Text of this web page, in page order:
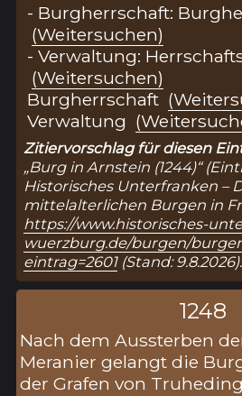
- Burgherrschaft:
(Weitersuchen)
- Verwaltung:
(Weitersuchen)
Burgherrschaft
Verwaltung
Zitiervorschlag für diesen
„Burg in Arnstein (1244)“
Historisches Unterfranken –
mittelalterlichen Burgen in
https://www.historisches-
wuerzburg.de/burgen/
eintrag=2601(Stand: 9.8.2026).
1248
Nach dem Aussterben
Meranier gelangt die
der Grafen von